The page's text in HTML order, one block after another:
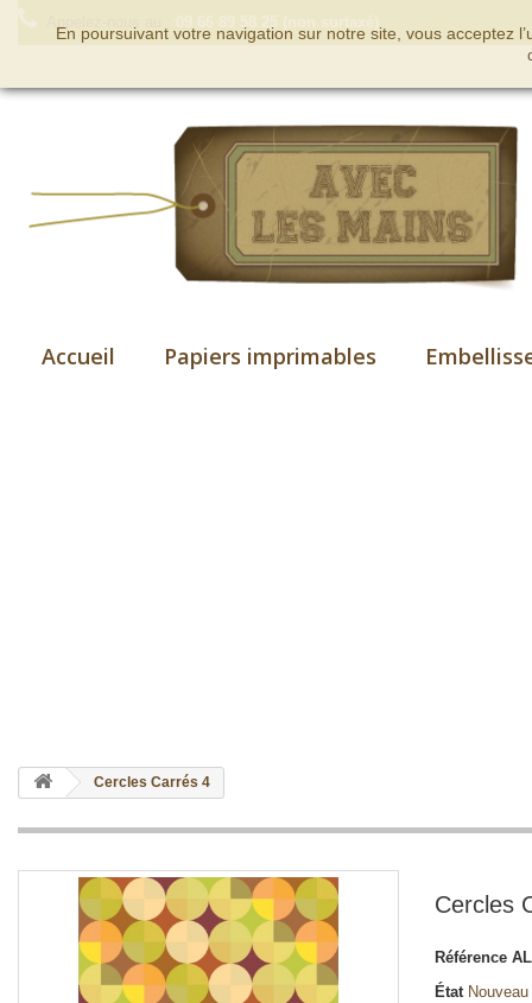
Accueil Papiers imprimables
Cercles Carrés 4
Cercles
Référence
État Nouveau
En poursuivant votre navigation sur notre site, vous acceptez